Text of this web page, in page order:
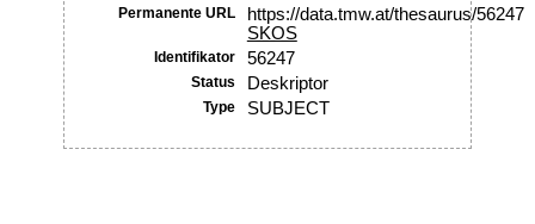
Permanente URL
https://data.tmw.at/thesaurus/56247
SKOS
Identifikator 56247
Status Deskriptor
Type SUBJECT